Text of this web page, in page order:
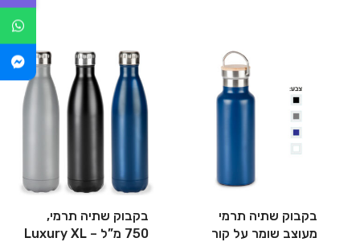
בקבוק שתיה תרמי
מעוצב שומר על קור
בקבוק שתיה תרמי,
750 מ”ל – Luxury XL